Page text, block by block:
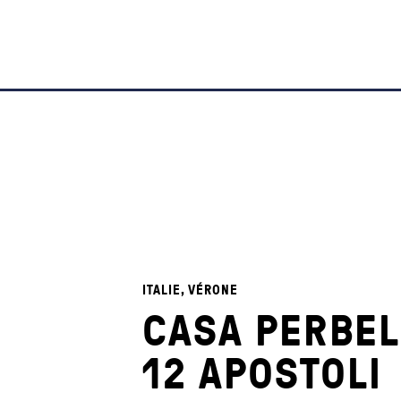
ITALIE, VÉRONE
CASA
12 APOSTOLI